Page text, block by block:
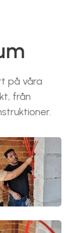
på våra
från